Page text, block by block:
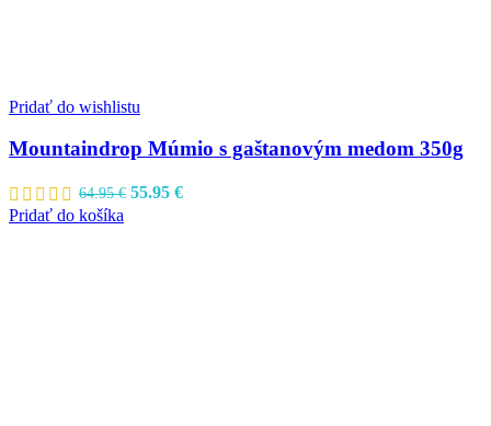
Pridať do wishlistu
Mountaindrop Múmio s gaštanovým medom 350g
64.95€ Pôvodná
55.95 €Aktuálna
Pridať do košíka